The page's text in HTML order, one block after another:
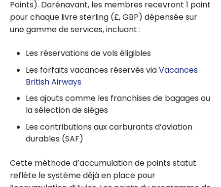
Points). Dorénavant, les membres recevront 1 point
pour chaque livre sterling (£, GBP) dépensée sur
une gamme de services, incluant :
Les réservations de vols éligibles
Les forfaits vacances réservés viaVacances
British Airways
Les ajouts comme les franchises de bagages ou
la sélection de sièges
Les contributions aux carburants d’aviation
durables (SAF)
Cette méthode d’accumulation de points statut
reflète le système déjà en place pour